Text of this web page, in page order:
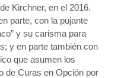
Kirchner, en el 2016.
parte, con la pujante
y su carisma para
y en parte también con
que asumen los
de Curas en Opción por